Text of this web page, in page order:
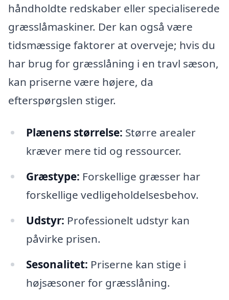
håndholdte redskaber eller specialiserede
græsslåmaskiner. Der kan også være
tidsmæssige faktorer at overveje; hvis du
har brug for græsslåning i en travl sæson,
kan priserne være højere, da
efterspørgslen stiger.
Plænens størrelse: Større arealer
kræver mere tid og ressourcer.
Græstype: Forskellige græsser har
forskellige vedligeholdelsesbehov.
Udstyr: Professionelt udstyr kan
påvirke prisen.
Sesonalitet: Priserne kan stige i
højsæsoner for græsslåning.